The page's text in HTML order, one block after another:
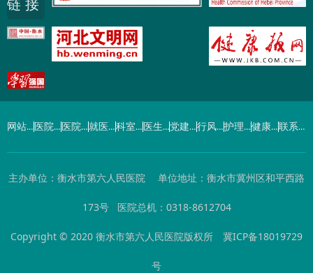
网站首页 医院概况 医院动态 就医指南 科室导航 医生介绍 党建工作 行风建设 护理园地 健康园地 联系我们
主办单位：衡水市第六人民医院 单位地址：衡水市冀州区和平西路
173号 医院总机：0318-8612704
Copyright © 2020 衡水市第六人民医院版权所 冀ICP备18019729
号
链 接